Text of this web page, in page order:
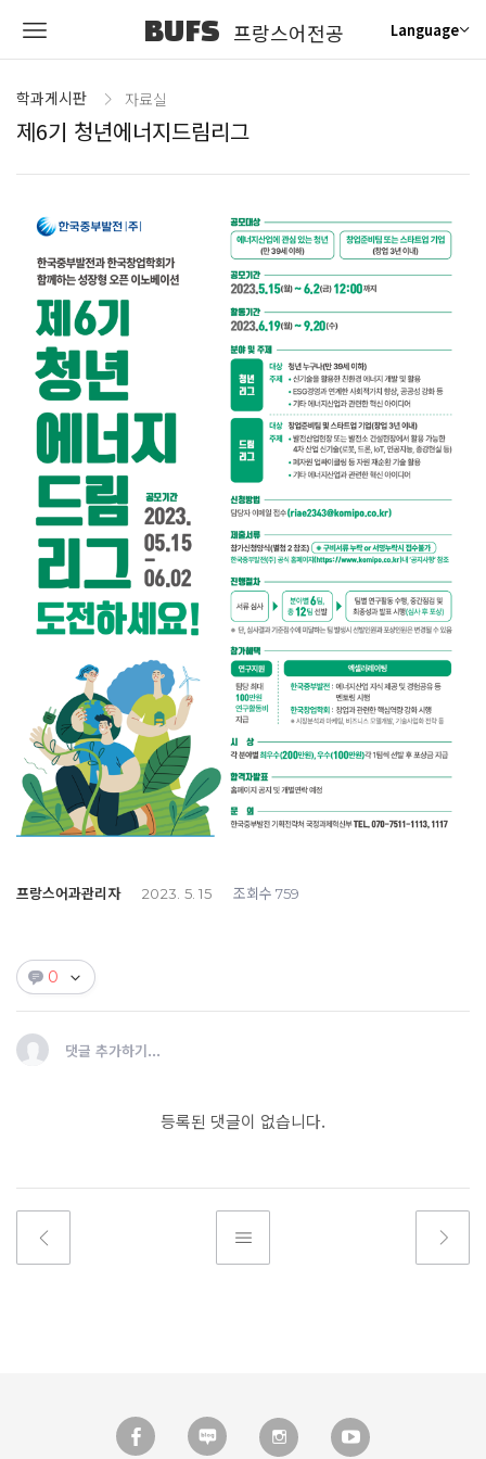
BUFS 프랑스어전공 Language
학과게시판 자료실
제6기 청년에너지드림리그
프랑스어과관리자 2023. 5. 15 조회수 759
0
댓글 추가하기...
등록된 댓글이 없습니다.